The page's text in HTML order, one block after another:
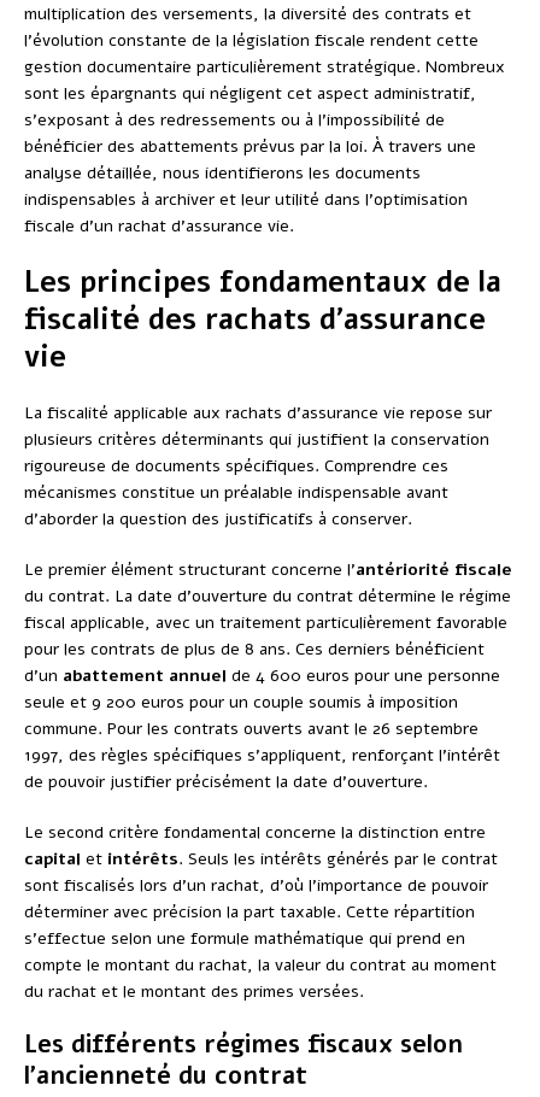
multiplication des versements, la diversité des contrats et
l’évolution constante de la législation fiscale rendent cette
gestion documentaire particulièrement stratégique. Nombreux
sont les épargnants qui négligent cet aspect administratif,
s’exposant à des redressements ou à l’impossibilité de
bénéficier des abattements prévus par la loi. À travers une
analyse détaillée, nous identifierons les documents
indispensables à archiver et leur utilité dans l’optimisation
fiscale d’un rachat d’assurance vie.
Les principes fondamentaux de la
fiscalité des rachats d’assurance
vie
La fiscalité applicable aux rachats d’assurance vie repose sur
plusieurs critères déterminants qui justifient la conservation
rigoureuse de documents spécifiques. Comprendre ces
mécanismes constitue un préalable indispensable avant
d’aborder la question des justificatifs à conserver.
Le premier élément structurant concerne l’antériorité fiscale
du contrat. La date d’ouverture du contrat détermine le régime
fiscal applicable, avec un traitement particulièrement favorable
pour les contrats de plus de 8 ans. Ces derniers bénéficient
d’un abattement annuel de 4 600 euros pour une personne
seule et 9 200 euros pour un couple soumis à imposition
commune. Pour les contrats ouverts avant le 26 septembre
1997, des règles spécifiques s’appliquent, renforçant l’intérêt
de pouvoir justifier précisément la date d’ouverture.
Le second critère fondamental concerne la distinction entre
capital et intérêts. Seuls les intérêts générés par le contrat
sont fiscalisés lors d’un rachat, d’où l’importance de pouvoir
déterminer avec précision la part taxable. Cette répartition
s’effectue selon une formule mathématique qui prend en
compte le montant du rachat, la valeur du contrat au moment
du rachat et le montant des primes versées.
Les différents régimes fiscaux selon
l’ancienneté du contrat